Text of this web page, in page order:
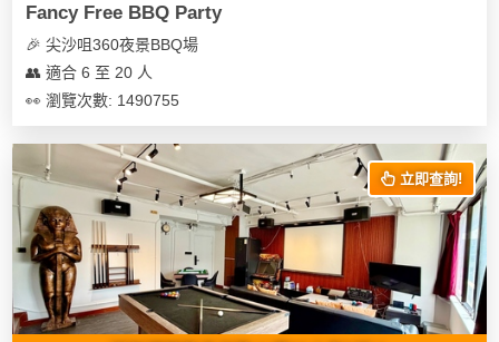
務
及
產
品
類
Party
Room
到
會
活
動
類
型
Fancy Free BBQ Party
🎉 尖沙咀360夜景BBQ場
👥 適合 6 至 20 人
👀 瀏覽次數: 1490755
立即查詢!